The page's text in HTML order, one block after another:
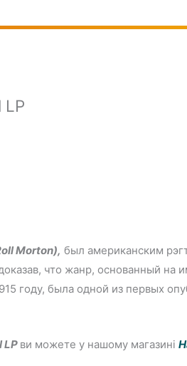
LP
Morton), был американским
что жанр, основанный на
году, была одной из первых
LP ви можете у нашому магазині